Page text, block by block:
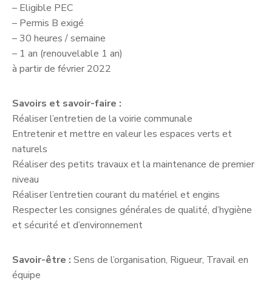
– Eligible PEC
– Permis B exigé
– 30 heures / semaine
– 1 an (renouvelable 1 an)
à partir de février 2022
Savoirs et savoir-faire :
Réaliser l’entretien de la voirie communale
Entretenir et mettre en valeur les espaces verts et
naturels
Réaliser des petits travaux et la maintenance de premier
niveau
Réaliser l’entretien courant du matériel et engins
Respecter les consignes générales de qualité, d’hygiène
et sécurité et d’environnement
Savoir-être : Sens de l’organisation, Rigueur, Travail en
équipe